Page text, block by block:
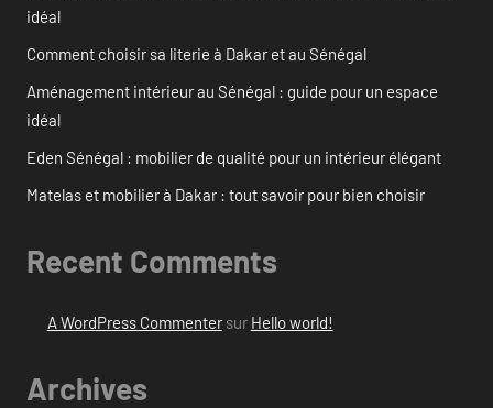
idéal
Comment choisir sa literie à Dakar et au Sénégal
Aménagement intérieur au Sénégal : guide pour un espace
idéal
Eden Sénégal : mobilier de qualité pour un intérieur élégant
Matelas et mobilier à Dakar : tout savoir pour bien choisir
Recent Comments
A WordPress Commentersur Hello world!
Archives